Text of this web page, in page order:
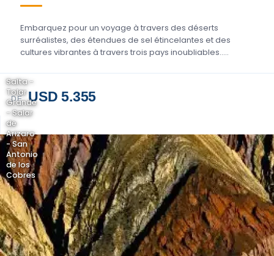
Embarquez pour un voyage à travers des déserts
surréalistes, des étendues de sel étincelantes et des
cultures vibrantes à travers trois pays inoubliables.....
DE USD 5.355
Salta -
Tolar
Grande
- Salar
de
Arizaro
- San
Antonio
de los
Cobres